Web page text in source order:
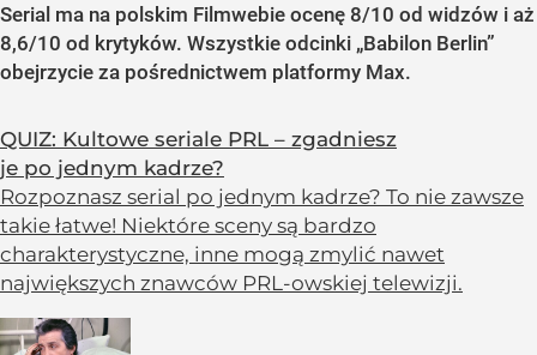
Serial ma na polskim Filmwebie ocenę 8/10 od widzów i aż
8,6/10 od krytyków. Wszystkie odcinki „Babilon Berlin”
obejrzycie za pośrednictwem platformy Max.
QUIZ: Kultowe seriale PRL – zgadniesz
je po jednym kadrze?
Rozpoznasz serial po jednym kadrze? To nie zawsze
takie łatwe! Niektóre sceny są bardzo
charakterystyczne, inne mogą zmylić nawet
największych znawców PRL-owskiej telewizji.